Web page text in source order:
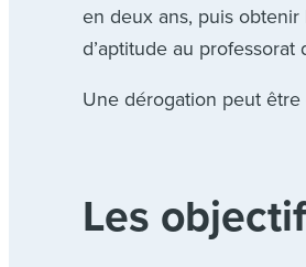
en deux ans, puis
d’aptitude au
Une dérogation peut
Les